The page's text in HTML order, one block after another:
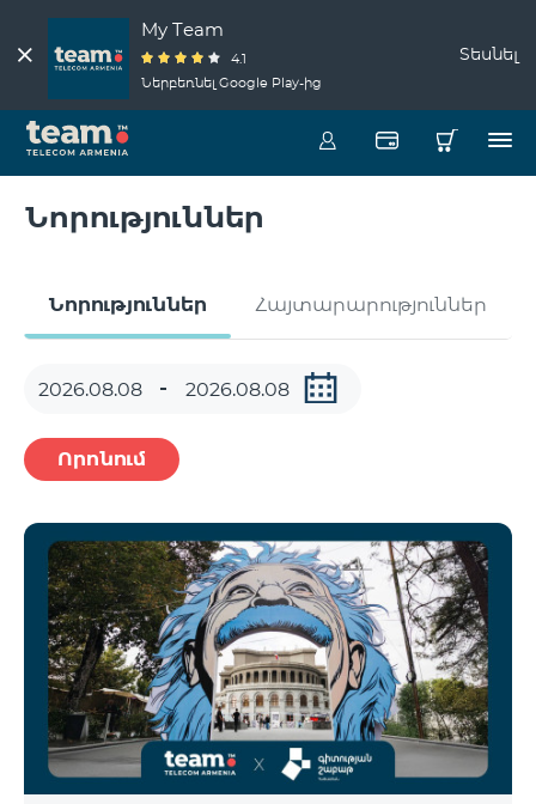
My Team
4.1
Ներբեռնել Google Play-ից
Տեսնել
Նորություններ
Նորություններ Հայտարարություններ
Որոնում